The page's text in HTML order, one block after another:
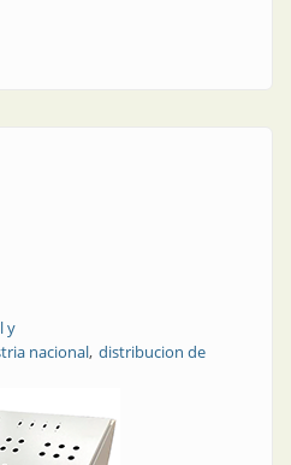
público, luminaria: Senda
y
nacional distribucion de